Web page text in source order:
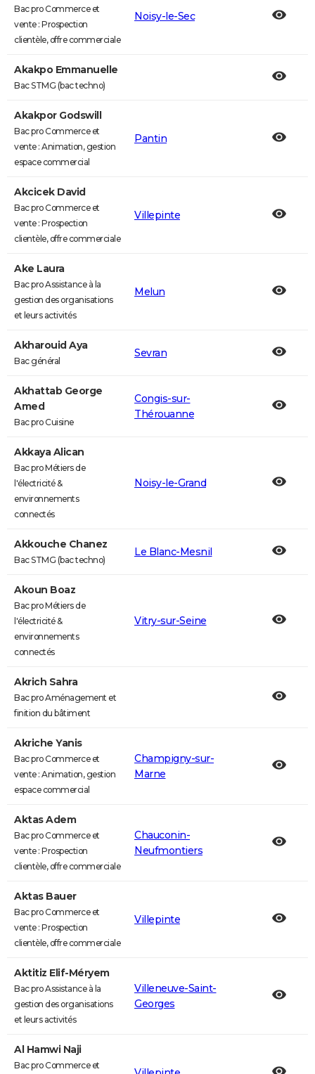
Bac pro Commerce et
vente : Prospection
clientèle, offre commerciale
Noisy-le-Sec
Akakpo Emmanuelle
Bac STMG (bac techno)
Akakpor Godswill
Bac pro Commerce et
vente : Animation, gestion
espace commercial
Pantin
Akcicek David
Bac pro Commerce et
vente : Prospection
clientèle, offre commerciale
Villepinte
Ake Laura
Bac pro Assistance à la
gestion des organisations
et leurs activités
Melun
Akharouid Aya
Bac général
Sevran
Akhattab George
Amed
Bac pro Cuisine
Congis-sur-
Thérouanne
Akkaya Alican
Bac pro Métiers de
l'électricité &
environnements
connectés
Noisy-le-Grand
Akkouche Chanez
Bac STMG (bac techno)
Le Blanc-Mesnil
Akoun Boaz
Bac pro Métiers de
l'électricité &
environnements
connectés
Vitry-sur-Seine
Akrich Sahra
Bac pro Aménagement et
finition du bâtiment
Akriche Yanis
Bac pro Commerce et
vente : Animation, gestion
espace commercial
Champigny-sur-
Marne
Aktas Adem
Bac pro Commerce et
vente : Prospection
clientèle, offre commerciale
Chauconin-
Neufmontiers
Aktas Bauer
Bac pro Commerce et
vente : Prospection
clientèle, offre commerciale
Villepinte
Aktitiz Elif-Méryem
Bac pro Assistance à la
gestion des organisations
et leurs activités
Villeneuve-Saint-
Georges
Al Hamwi Naji
Bac pro Commerce et